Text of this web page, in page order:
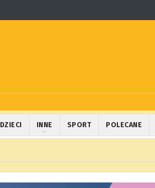
DZIECI INNE SPORT POLECANE